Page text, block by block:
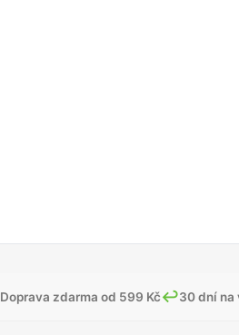
Doprava zdarma od 599 Kč↩30 dní na